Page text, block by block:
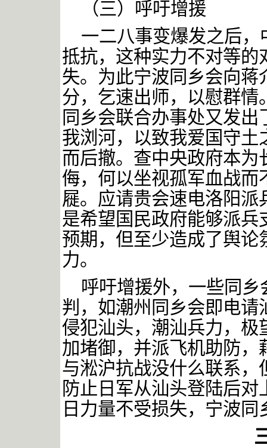
（三）呼吁增援
一二八事变爆发之后
抵抗，这种实力不对等
失。为此宁波同乡会向蒋
分，乞速出师，以慰群情
同乡会联合办事处又发出
我浏河，以致我爱国守
而后撤。查中央政府本
侮，何以坐视孤军血战
屣。应请贵会速电洛阳派
是希望国民政府能够派
预期，但至少造成了舆
力。
呼吁增援外，一些同
判，如潮州同乡会即电请
侵犯汕头，潮汕兵力，
加堵御，并派飞机助防，
与淞沪抗战没什么联系
防止日军从汕头登陆后
日力量不受损失，宁波